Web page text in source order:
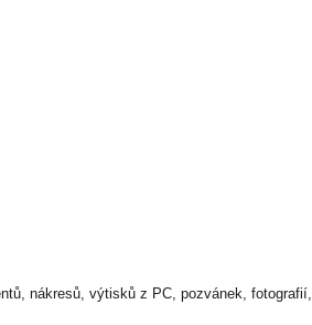
nákresů, výtisků z PC, pozvánek, fotografií,